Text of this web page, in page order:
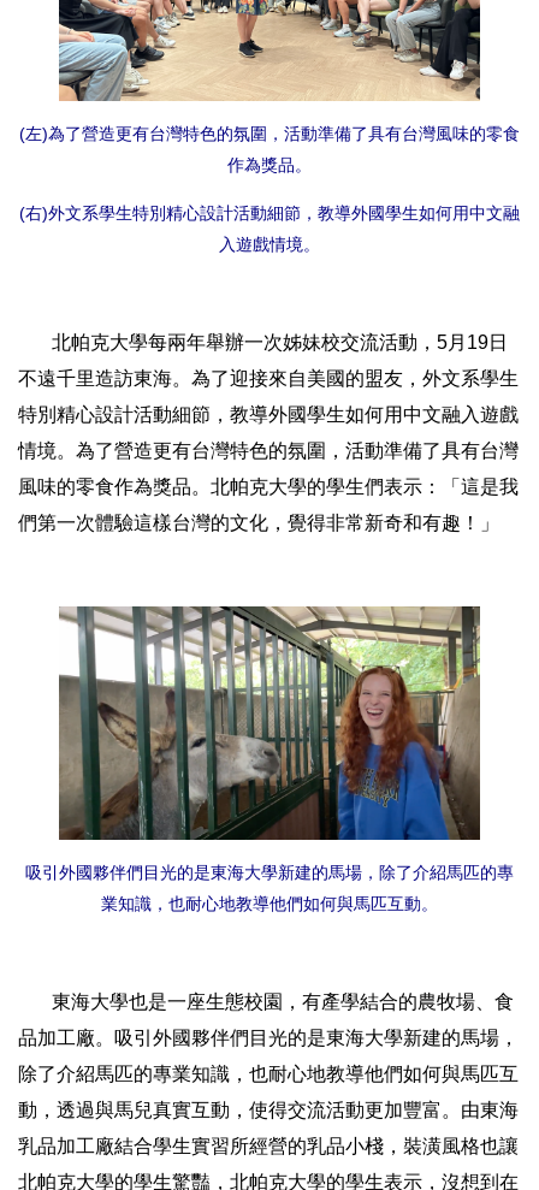
(左)為了營造更有台灣特色的氛圍，活動準備了具有台灣風味的零食
作為獎品。
(右)外文系學生特別精心設計活動細節，教導外國學生如何用中文融
入遊戲情境。
北帕克大學每兩年舉辦一次姊妹校交流活動，5月19日
不遠千里造訪東海。為了迎接來自美國的盟友，外文系學生
特別精心設計活動細節，教導外國學生如何用中文融入遊戲
情境。為了營造更有台灣特色的氛圍，活動準備了具有台灣
風味的零食作為獎品。北帕克大學的學生們表示：「這是我
們第一次體驗這樣台灣的文化，覺得非常新奇和有趣！」
吸引外國夥伴們目光的是東海大學新建的馬場，除了介紹馬匹的專
業知識，也耐心地教導他們如何與馬匹互動。
東海大學也是一座生態校園，有產學結合的農牧場、食
品加工廠。吸引外國夥伴們目光的是東海大學新建的馬場，
除了介紹馬匹的專業知識，也耐心地教導他們如何與馬匹互
動，透過與馬兒真實互動，使得交流活動更加豐富。由東海
乳品加工廠結合學生實習所經營的乳品小棧，裝潢風格也讓
北帕克大學的學生驚豔，北帕克大學的學生表示，沒想到在